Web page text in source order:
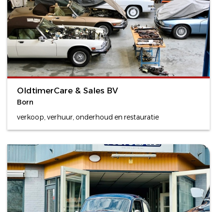
OldtimerCare & Sales BV
Born
verkoop, verhuur, onderhoud en restauratie